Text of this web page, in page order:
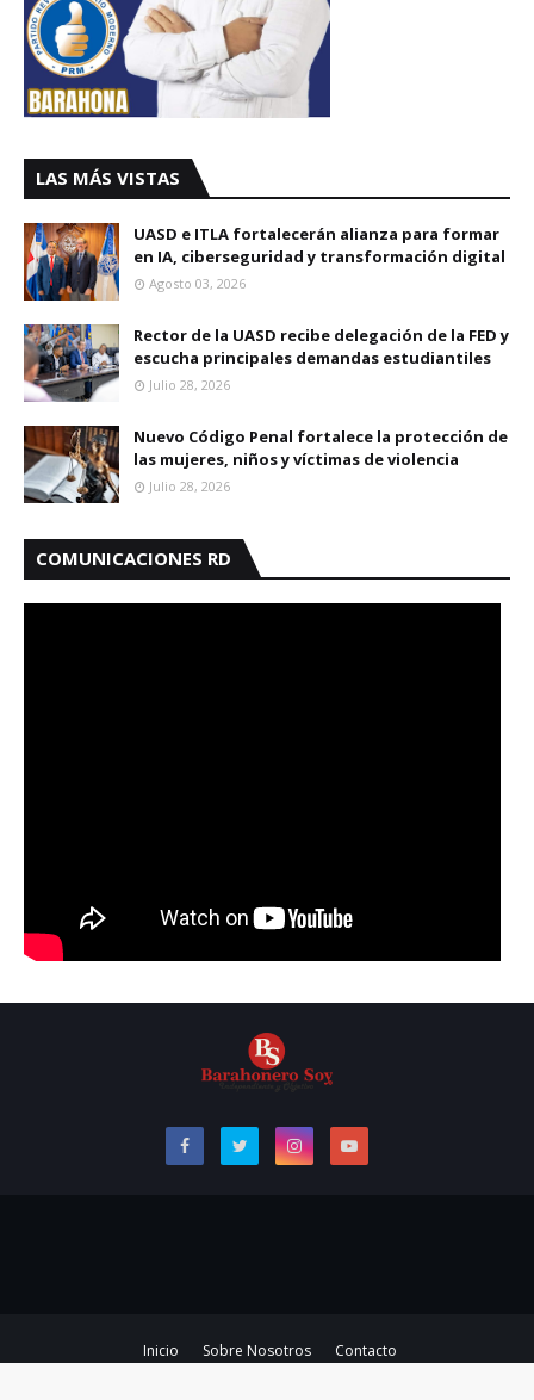
LAS MÁS VISTAS
UASD e ITLA fortalecerán alianza para formar
en IA, ciberseguridad y transformación digital
Agosto 03, 2026
Rector de la UASD recibe delegación de la FED y
escucha principales demandas estudiantiles
Julio 28, 2026
Nuevo Código Penal fortalece la protección de
las mujeres, niños y víctimas de violencia
Julio 28, 2026
COMUNICACIONES RD
Inicio Sobre Nosotros
Contacto